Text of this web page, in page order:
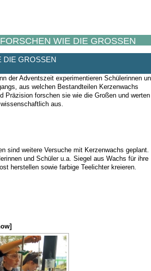
WIE DIE GROSSEN
GROSSEN
der Adventszeit experimentieren Schülerinnen
aus welchen Bestandteilen Kerzenwachs
Präzision forschen sie wie die Großen und werten
aus.
sind weitere Versuche mit Kerzenwachs geplant.
und Schüler u.a. Siegel aus Wachs für ihre
herstellen sowie farbige Teelichter kreieren.